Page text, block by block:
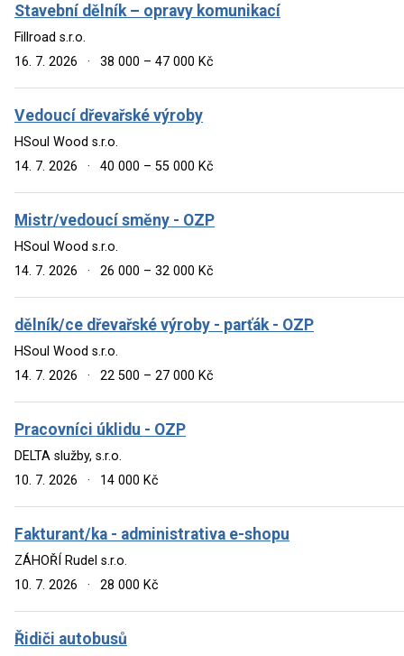
Stavební dělník – opravy komunikací
Fillroad s.r.o.
16. 7. 2026
· 38 000 – 47 000 Kč
Vedoucí dřevařské výroby
HSoul Wood s.r.o.
14. 7. 2026
· 40 000 – 55 000 Kč
Mistr/vedoucí směny - OZP
HSoul Wood s.r.o.
14. 7. 2026
· 26 000 – 32 000 Kč
dělník/ce dřevařské výroby - parťák - OZP
HSoul Wood s.r.o.
14. 7. 2026
· 22 500 – 27 000 Kč
Pracovníci úklidu - OZP
DELTA služby, s.r.o.
10. 7. 2026
· 14 000 Kč
Fakturant/ka - administrativa e-shopu
ZÁHOŘÍ Rudel s.r.o.
10. 7. 2026
· 28 000 Kč
Řidiči autobusů